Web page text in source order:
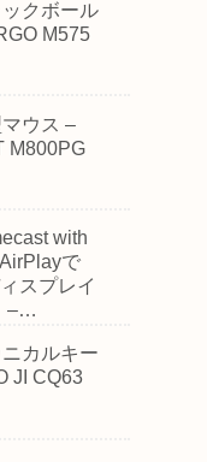
クボール
M575
ウス –
M800PG
with
で
スプレイ
–
カルキー
JI ‎CQ63